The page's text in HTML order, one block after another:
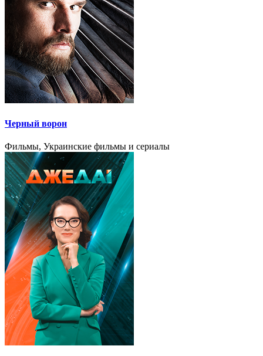
Черный ворон
Фильмы, Украинские фильмы и сериалы